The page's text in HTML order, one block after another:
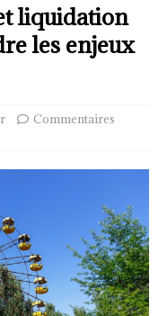
liquidation
les enjeux
Commentaires